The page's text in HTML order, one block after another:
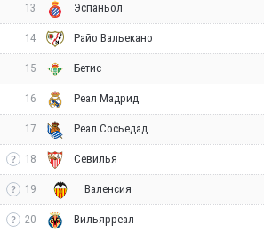
13 Эспаньол
14 Райо Вальекано
15 Бетис
16 Реал Мадрид
17 Реал Сосьедад
18 Севилья
19 Валенсия
20 Вильярреал